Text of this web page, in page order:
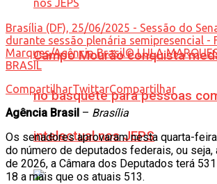
Campo Mourão conquista
no basquete para pessoas
intelectual nos JEPS
Brasília (DF), 25/06/2025 - Sessão do
durante sessão plenária semipresencial -
Marques/Agência Brasil© LULA
BRASIL
CompartilharTwittarCompartilhar
Agência Brasil – Brasília
Os senadores aprovaram nesta quarta-
do número de deputados federais, ou
de 2026, a Câmara dos Deputados terá
18 a mais que os atuais 513.